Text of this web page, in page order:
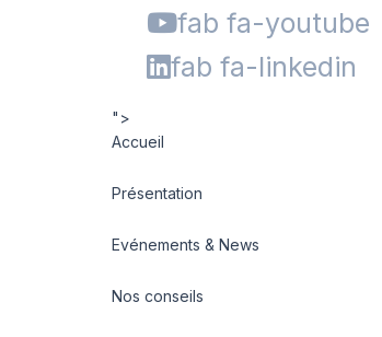
fab fa-youtube
fab fa-linkedin
">
Accueil
Présentation
Evénements & News
Nos conseils